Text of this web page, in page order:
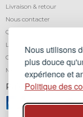
Nous utilisons
plus douce
expérience et
Politique des
Livraison & retour
Nous contacter
Qui sommes-nous ?
Léa mundis, le blog
CGV
Mentions légales
Paiement sécurisé